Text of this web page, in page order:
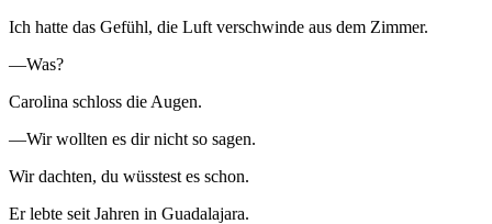
Ich hatte das Gefühl, die Luft verschwinde aus dem Zimmer.
—Was?
Carolina schloss die Augen.
—Wir wollten es dir nicht so sagen.
Wir dachten, du wüsstest es schon.
Er lebte seit Jahren in Guadalajara.